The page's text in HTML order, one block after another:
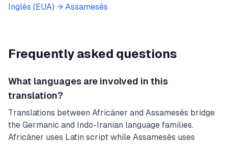
Inglês (EUA) → Assamesês
Frequently asked questions
What languages are involved in this
translation?
Translations between Africâner and Assamesês bridge
the Germanic and Indo-Iranian language families.
Africâner uses Latin script while Assamesês uses